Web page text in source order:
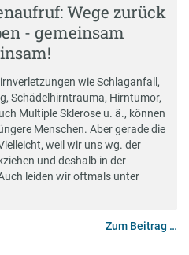
Wege zurück
- gemeinsam
wie Schlaganfall,
Schädelhirntrauma, Hirntumor,
Multiple Sklerose u. ä., können
Menschen. Aber gerade die
weil wir uns wg. der
und deshalb in der
leiden wir oftmals unter
Zum Beitrag …